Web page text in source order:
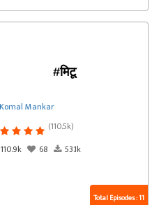
#मिटू
Mankar
(110.5k)
110.9k
68 53.1k
Total Episodes : 11